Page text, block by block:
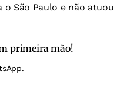
São Paulo e não atuou
primeira mão!